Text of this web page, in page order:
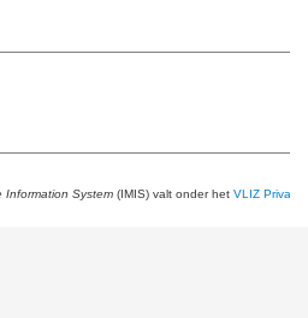
Information System (IMIS) valt onder het VLIZ Privacy